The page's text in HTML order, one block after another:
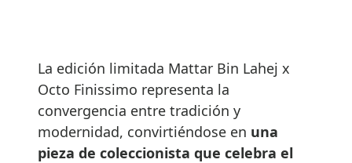
La edición limitada Mattar Bin Lahej x
Octo Finissimo representa la
convergencia entre tradición y
modernidad, convirtiéndose en una
pieza de coleccionista que celebra el